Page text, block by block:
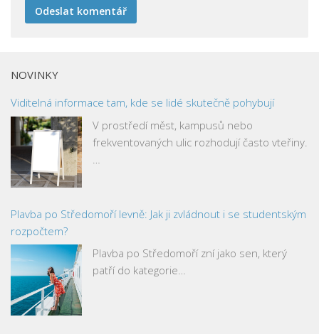
NOVINKY
Viditelná informace tam, kde se lidé skutečně pohybují
V prostředí měst, kampusů nebo
frekventovaných ulic rozhodují často vteřiny.
Plavba po Středomoří levně: Jak ji zvládnout i se studentským
rozpočtem?
Plavba po Středomoří zní jako sen, který
patří do kategorie…